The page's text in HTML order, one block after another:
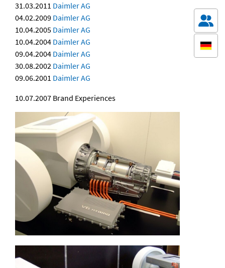
31.03.2011 Daimler AG
04.02.2009 Daimler AG
10.04.2005 Daimler AG
10.04.2004 Daimler AG
09.04.2004 Daimler AG
30.08.2002 Daimler AG
09.06.2001 Daimler AG
10.07.2007 Brand Experiences